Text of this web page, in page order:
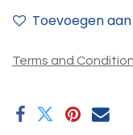
Toevoegen
Terms and